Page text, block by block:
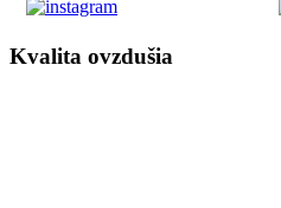
Kvalita ovzdušia